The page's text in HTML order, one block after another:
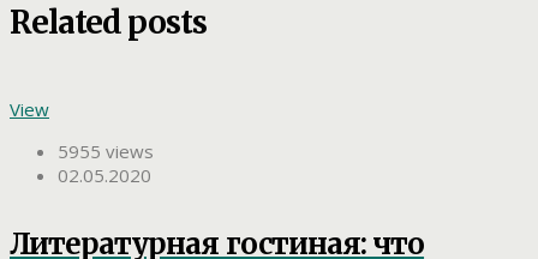
Related posts
View
5955 views
02.05.2020
Литературная гостиная: что